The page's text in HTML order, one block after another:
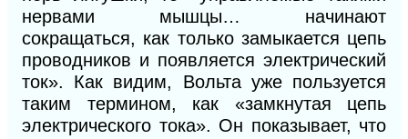
нервами мышцы… начинают
сокращаться, как только замыкается цепь
проводников и появляется электрический
ток». Как видим, Вольта уже пользуется
таким термином, как «замкнутая цепь
электрического тока». Он показывает, что